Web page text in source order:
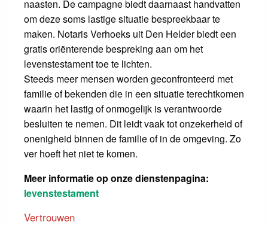
naasten. De campagne biedt daarnaast handvatten
om deze soms lastige situatie bespreekbaar te
maken. Notaris Verhoeks uit Den Helder biedt een
gratis oriënterende bespreking aan om het
levenstestament toe te lichten.
Steeds meer mensen worden geconfronteerd met
familie of bekenden die in een situatie terechtkomen
waarin het lastig of onmogelijk is verantwoorde
besluiten te nemen. Dit leidt vaak tot onzekerheid of
onenigheid binnen de familie of in de omgeving. Zo
ver hoeft het niet te komen.
Meer informatie op onze dienstenpagina:
levenstestament
Vertrouwen